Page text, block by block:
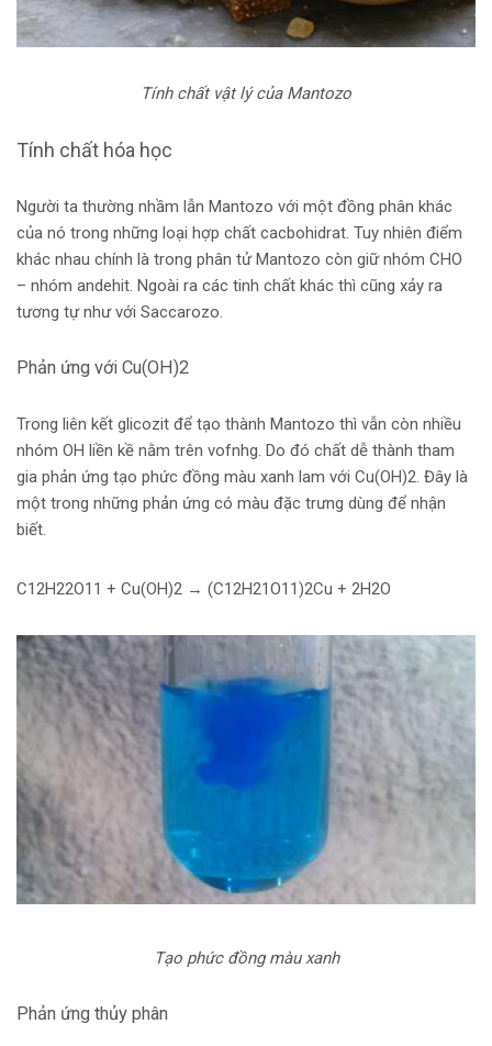
Tính chất vật lý của Mantozo
Tính chất hóa học
Người ta thường nhầm lẫn Mantozo với một đồng phân khác
của nó trong những loại hợp chất cacbohidrat. Tuy nhiên điểm
khác nhau chính là trong phân tử Mantozo còn giữ nhóm CHO
– nhóm andehit. Ngoài ra các tinh chất khác thì cũng xảy ra
tương tự như với Saccarozo.
Phản ứng với Cu(OH)2
Trong liên kết glicozit để tạo thành Mantozo thì vẫn còn nhiều
nhóm OH liền kề nằm trên vofnhg. Do đó chất dễ thành tham
gia phản ứng tạo phức đồng màu xanh lam với Cu(OH)2. Đây là
một trong những phản ứng có màu đặc trưng dùng để nhận
biết.
C12H22O11 + Cu(OH)2 → (C12H21O11)2Cu + 2H2O
Tạo phức đồng màu xanh
Phản ứng thủy phân